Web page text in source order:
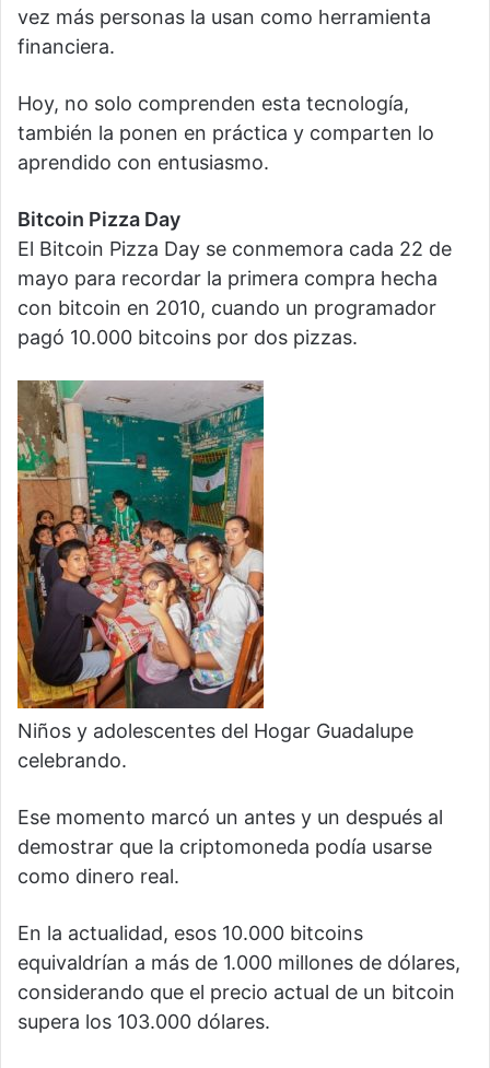
vez más personas la usan como herramienta
financiera.
Hoy, no solo comprenden esta tecnología,
también la ponen en práctica y comparten lo
aprendido con entusiasmo.
Bitcoin Pizza Day
El Bitcoin Pizza Day se conmemora cada 22 de
mayo para recordar la primera compra hecha
con bitcoin en 2010, cuando un programador
pagó 10.000 bitcoins por dos pizzas.
Niños y adolescentes del Hogar Guadalupe
celebrando.
Ese momento marcó un antes y un después al
demostrar que la criptomoneda podía usarse
como dinero real.
En la actualidad, esos 10.000 bitcoins
equivaldrían a más de 1.000 millones de dólares,
considerando que el precio actual de un bitcoin
supera los 103.000 dólares.